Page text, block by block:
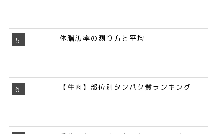
体脂肪率の測り方と平均
【牛肉】部位別タンパク質ランキング